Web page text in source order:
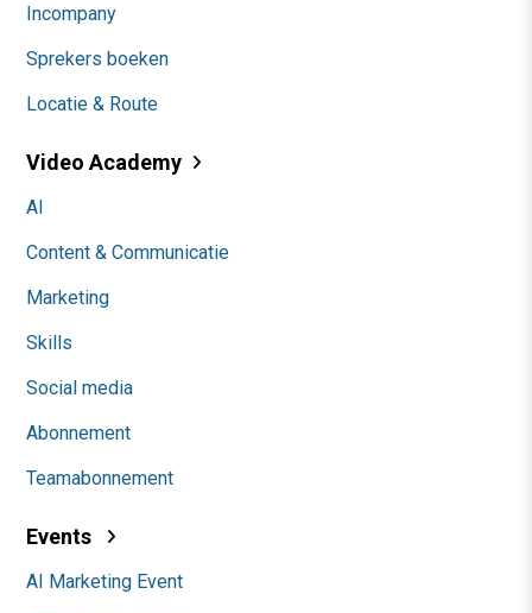
Incompany
Sprekers boeken
Locatie & Route
Video Academy
AI
Content & Communicatie
Marketing
Skills
Social media
Abonnement
Teamabonnement
Events
AI Marketing Event